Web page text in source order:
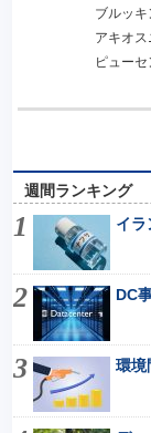
ブルッキ
アキオ
ピューセ
週間ランキング
イラ
DC
環